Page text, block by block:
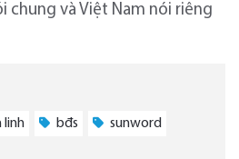
chung và Việt Nam nói riêng
linh bđs sunword